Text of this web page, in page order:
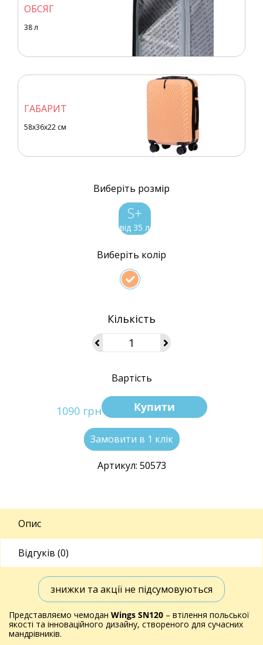
ОБСЯГ
38л
ГАБАРИТ
58x36x22 см
Виберіть розмір
S+
від 35 л
Виберіть колір
Кількість
Вартість
1090 грн Купити
Замовити в 1 клік
Артикул: 50573
Опис
Відгуків (0)
знижки та акції не підсумовуються
Представляємо чемодан Wings SN120 – втілення польської
якості та інноваційного дизайну, створеного для сучасних
мандрівників.